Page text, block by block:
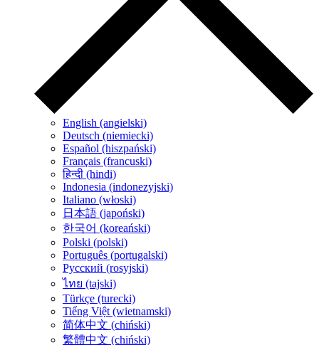
English (angielski)
Deutsch (niemiecki)
Español (hiszpański)
Français (francuski)
हिन्दी (hindi)
Indonesia (indonezyjski)
Italiano (włoski)
日本語 (japoński)
한국어 (koreański)
Polski (polski)
Português (portugalski)
Русский (rosyjski)
ไทย (tajski)
Türkçe (turecki)
Tiếng Việt (wietnamski)
简体中文 (chiński)
繁體中文 (chiński)